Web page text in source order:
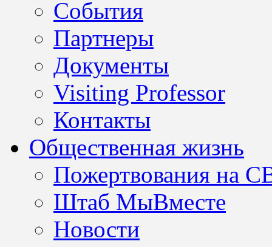
События
Партнеры
Документы
Visiting Professor
Контакты
Общественная жизнь
Пожертвования на
Штаб МыВместе
Новости